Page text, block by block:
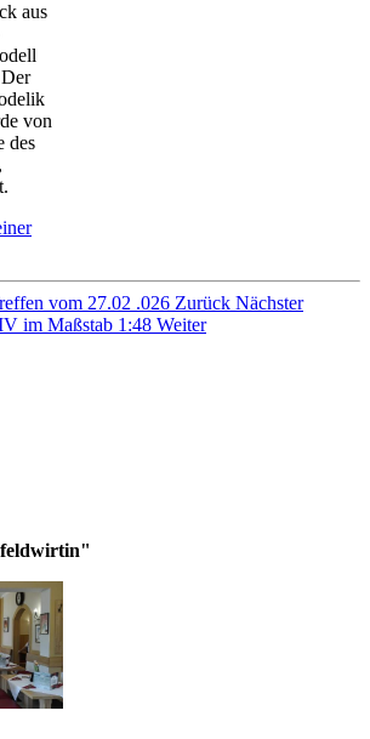
aus
Der
von
des
vom 27.02 .026 Zurück Nächster
im Maßstab 1:48 Weiter